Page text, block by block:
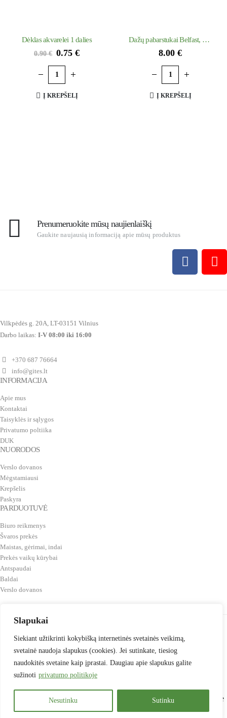
Slapukai
Siekiant užtikrinti kokybišką internetinės svetainės veikimą,
svetainė naudoja slapukus (cookies). Jei sutinkate, tiesiog
naudokitės svetaine kaip įprastai. Daugiau apie slapukus galite
sužinoti privatumo politikoje
Nesutinku Sutinku
Dėklas akvarelei 1 dalies
0.90€ 0.75€
Į KREPŠELĮ
Dažų pabarstukai Belfast, 150 g
8.00 €
Į KREPŠELĮ
Prenumeruokite mūsų naujienlaiškį
Gaukite naujausią informaciją apie mūsų produktus
Vilkpėdės g. 20A, LT-03151 Vilnius
Darbo laikas: I-V 08:00 iki 16:00
+370 687 76664
info@gites.lt
INFORMACIJA
Apie mus
Kontaktai
Taisyklės ir sąlygos
Privatumo poltiika
DUK
NUORODOS
Verslo dovanos
Mėgstamiausi
Krepšelis
Paskyra
PARDUOTUVĖ
Biuro reikmenys
Švaros prekės
Maistas, gėrimai, indai
Prekės vaikų kūrybai
Antspaudai
Baldai
Verslo dovanos
Svetainė testuojama
problemų prašome pranešti mums!
Svetainės prekių asortimentas pildomas. Dėl nesurastų prekių prašome